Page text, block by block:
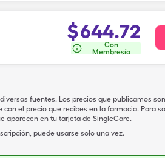
$644.72
Con
Membresía
fuentes. Los precios que publicamos
el precio que recibes en la farmacia. Para
aparecen en tu tarjeta de SingleCare.
puede usarse solo una vez.